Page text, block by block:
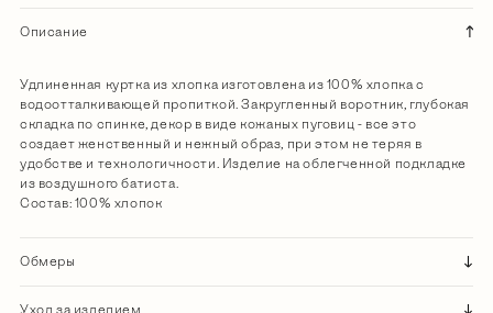
Описание
Удлиненная куртка из хлопка изготовлена из 100% хлопка с
водоотталкивающей пропиткой. Закругленный воротник, глубокая
складка по спинке, декор в виде кожаных пуговиц - все это
создает женственный и нежный образ, при этом не теряя в
удобстве и технологичности. Изделие на облегченной подкладке
из воздушного батиста.
Состав: 100% хлопок
Обмеры
Уход за изделием